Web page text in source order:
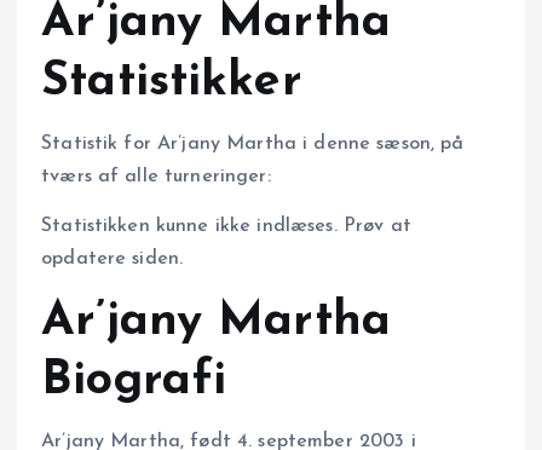
Ar’jany Martha
Statistikker
Statistik for Ar’jany Martha i denne sæson, på
tværs af alle turneringer:
Statistikken kunne ikke indlæses. Prøv at
opdatere siden.
Ar’jany Martha
Biografi
Ar’jany Martha, født 4. september 2003 i